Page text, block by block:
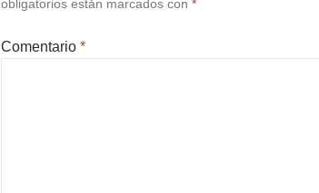
obligatorios están marcados con *
Comentario *